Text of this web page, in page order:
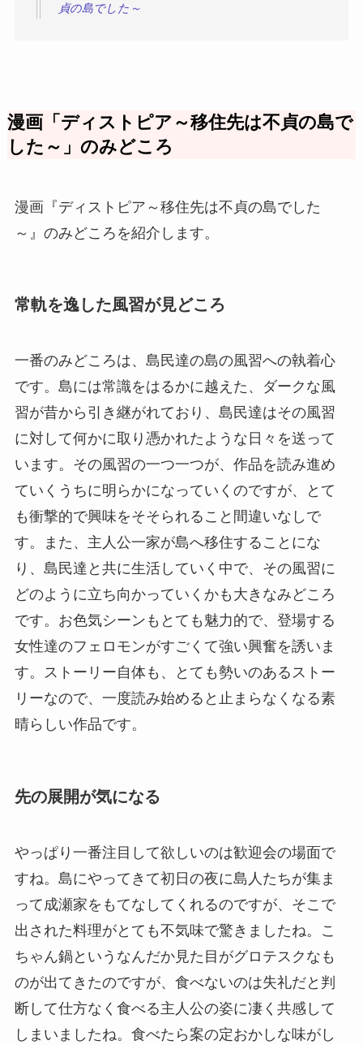
貞の島でした～
漫画「ディストピア～移住先は不貞の島で
した～」のみどころ
漫画『ディストピア～移住先は不貞の島でした
～』のみどころを紹介します。
常軌を逸した風習が見どころ
一番のみどころは、島民達の島の風習への執着心
です。島には常識をはるかに越えた、ダークな風
習が昔から引き継がれており、島民達はその風習
に対して何かに取り憑かれたような日々を送って
います。その風習の一つ一つが、作品を読み進め
ていくうちに明らかになっていくのですが、とて
も衝撃的で興味をそそられること間違いなしで
す。また、主人公一家が島へ移住することにな
り、島民達と共に生活していく中で、その風習に
どのように立ち向かっていくかも大きなみどころ
です。お色気シーンもとても魅力的で、登場する
女性達のフェロモンがすごくて強い興奮を誘いま
す。ストーリー自体も、とても勢いのあるストー
リーなので、一度読み始めると止まらなくなる素
晴らしい作品です。
先の展開が気になる
やっぱり一番注目して欲しいのは歓迎会の場面で
すね。島にやってきて初日の夜に島人たちが集ま
って成瀬家をもてなしてくれるのですが、そこで
出された料理がとても不気味で驚きましたね。こ
ちゃん鍋というなんだか見た目がグロテスクなも
のが出てきたのですが、食べないのは失礼だと判
断して仕方なく食べる主人公の姿に凄く共感して
しまいましたね。食べたら案の定おかしな味がし